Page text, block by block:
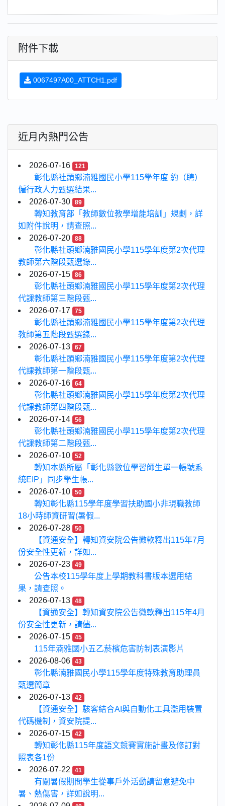
附件下載
0067497A00_ATTCH1.pdf
近月內熱門公告
2026-07-16 121
彰化縣社頭鄉湳雅國民小學115學年度 約（聘）
僱行政人力甄選結果...
2026-07-30
89
轉知教育部「教師數位教學增能培訓」規劃，詳
如附件說明，請查照...
2026-07-20
88
彰化縣社頭鄉湳雅國民小學115學年度第2次代理
教師第六階段甄選錄...
2026-07-15
86
彰化縣社頭鄉湳雅國民小學115學年度第2次代理
代課教師第三階段甄...
2026-07-17
75
彰化縣社頭鄉湳雅國民小學115學年度第2次代理
教師第五階段甄選錄...
2026-07-13
67
彰化縣社頭鄉湳雅國民小學115學年度第2次代理
代課教師第一階段甄...
2026-07-16
64
彰化縣社頭鄉湳雅國民小學115學年度第2次代理
代課教師第四階段甄...
2026-07-14
56
彰化縣社頭鄉湳雅國民小學115學年度第2次代理
代課教師第二階段甄...
2026-07-10
52
轉知本縣所屬「彰化縣數位學習師生單一帳號系
統EIP」同步學生帳...
2026-07-10
50
轉知彰化縣115學年度學習扶助國小非現職教師
18小時師資研習(暑假...
2026-07-28
50
【資通安全】轉知資安院公告微軟釋出115年7月
份安全性更新，詳如...
2026-07-23
49
公告本校115學年度上學期教科書版本選用結
果，請查照。
2026-07-13
48
【資通安全】轉知資安院公告微軟釋出115年4月
份安全性更新，請儘...
2026-07-15
45
115年湳雅國小五乙菸檳危害防制表演影片
2026-08-06
43
彰化縣湳雅國民小學115學年度特殊教育助理員
甄選簡章
2026-07-13
42
【資通安全】駭客結合AI與自動化工具濫用裝置
代碼機制，資安院提...
2026-07-15
42
轉知彰化縣115年度語文競賽實施計畫及修訂對
照表各1份
2026-07-22
41
有關暑假期間學生從事戶外活動請留意避免中
暑、熱傷害，詳如說明...